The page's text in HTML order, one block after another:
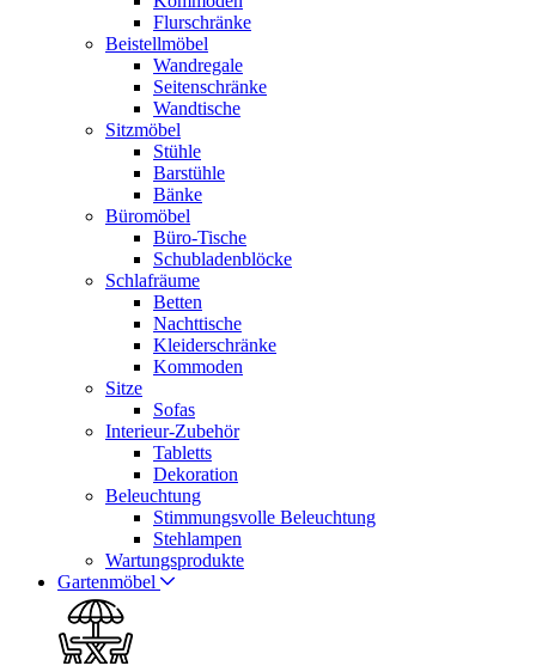
Flurschränke
Beistellmöbel
Wandregale
Seitenschränke
Wandtische
Sitzmöbel
Stühle
Barstühle
Bänke
Büromöbel
Büro-Tische
Schubladenblöcke
Schlafräume
Betten
Nachttische
Kleiderschränke
Kommoden
Sitze
Sofas
Interieur-Zubehör
Tabletts
Dekoration
Beleuchtung
Stimmungsvolle Beleuchtung
Stehlampen
Wartungsprodukte
Gartenmöbel